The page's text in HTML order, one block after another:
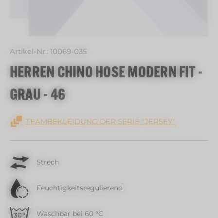
Artikel-Nr.: 10069-035
HERREN CHINO HOSE MODERN FIT -
GRAU - 46
TEAMBEKLEIDUNG DER SERIE "JERSEY"
Strech
Feuchtigkeitsregulierend
Waschbar bei 60 °C